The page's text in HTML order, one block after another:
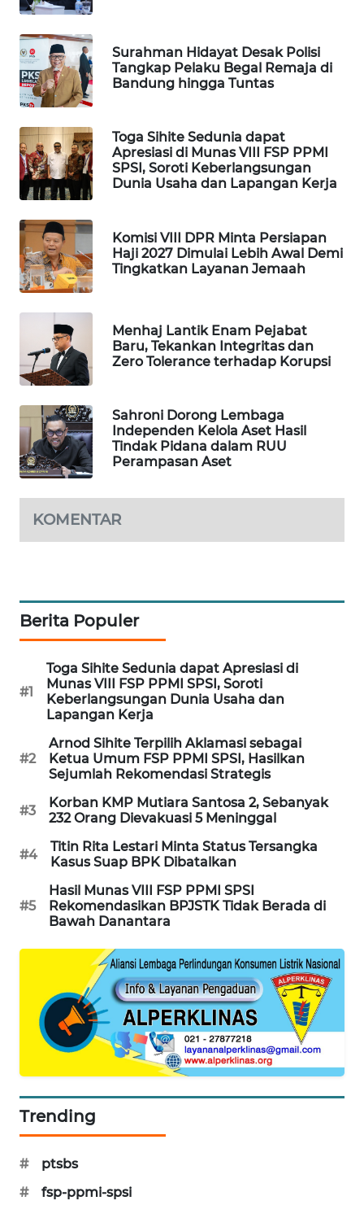
Surahman Hidayat Desak Polisi
Tangkap Pelaku Begal Remaja di
Bandung hingga Tuntas
Toga Sihite Sedunia dapat
Apresiasi di Munas VIII FSP PPMI
SPSI, Soroti Keberlangsungan
Dunia Usaha dan Lapangan Kerja
Komisi VIII DPR Minta Persiapan
Haji 2027 Dimulai Lebih Awal Demi
Tingkatkan Layanan Jemaah
Menhaj Lantik Enam Pejabat
Baru, Tekankan Integritas dan
Zero Tolerance terhadap Korupsi
Sahroni Dorong Lembaga
Independen Kelola Aset Hasil
Tindak Pidana dalam RUU
Perampasan Aset
KOMENTAR
Berita Populer
#1
Toga Sihite Sedunia dapat Apresiasi di
Munas VIII FSP PPMI SPSI, Soroti
Keberlangsungan Dunia Usaha dan
Lapangan Kerja
#2
Arnod Sihite Terpilih Aklamasi sebagai
Ketua Umum FSP PPMI SPSI, Hasilkan
Sejumlah Rekomendasi Strategis
#3
Korban KMP Mutiara Santosa 2, Sebanyak
232 Orang Dievakuasi 5 Meninggal
#4
Titin Rita Lestari Minta Status Tersangka
Kasus Suap BPK Dibatalkan
#5
Hasil Munas VIII FSP PPMI SPSI
Rekomendasikan BPJSTK Tidak Berada di
Bawah Danantara
Trending
#
ptsbs
#
fsp-ppmi-spsi
WN
MADURA
WN
SURABAYA
WN
NATUNA
WN
WN
MANDALIKA
WN
LIKUPANG
WN
WN
BORNEO
Wahana
WAHANA
TANI
WAHANA
ADVOKAT
WAHANA
INFRASTRUKTUR
WAHANA
KONSUMEN
WAHANA
LISTRIK
WAHANA
TV
WAHANANEWS
CO ID
WAHANANEWS